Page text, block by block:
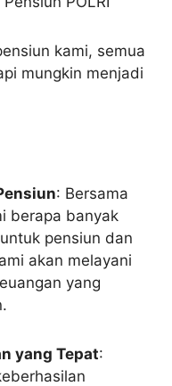
kami, semua
mungkin menjadi
: Bersama
berapa banyak
pensiun dan
akan melayani
yang
yang Tepat: